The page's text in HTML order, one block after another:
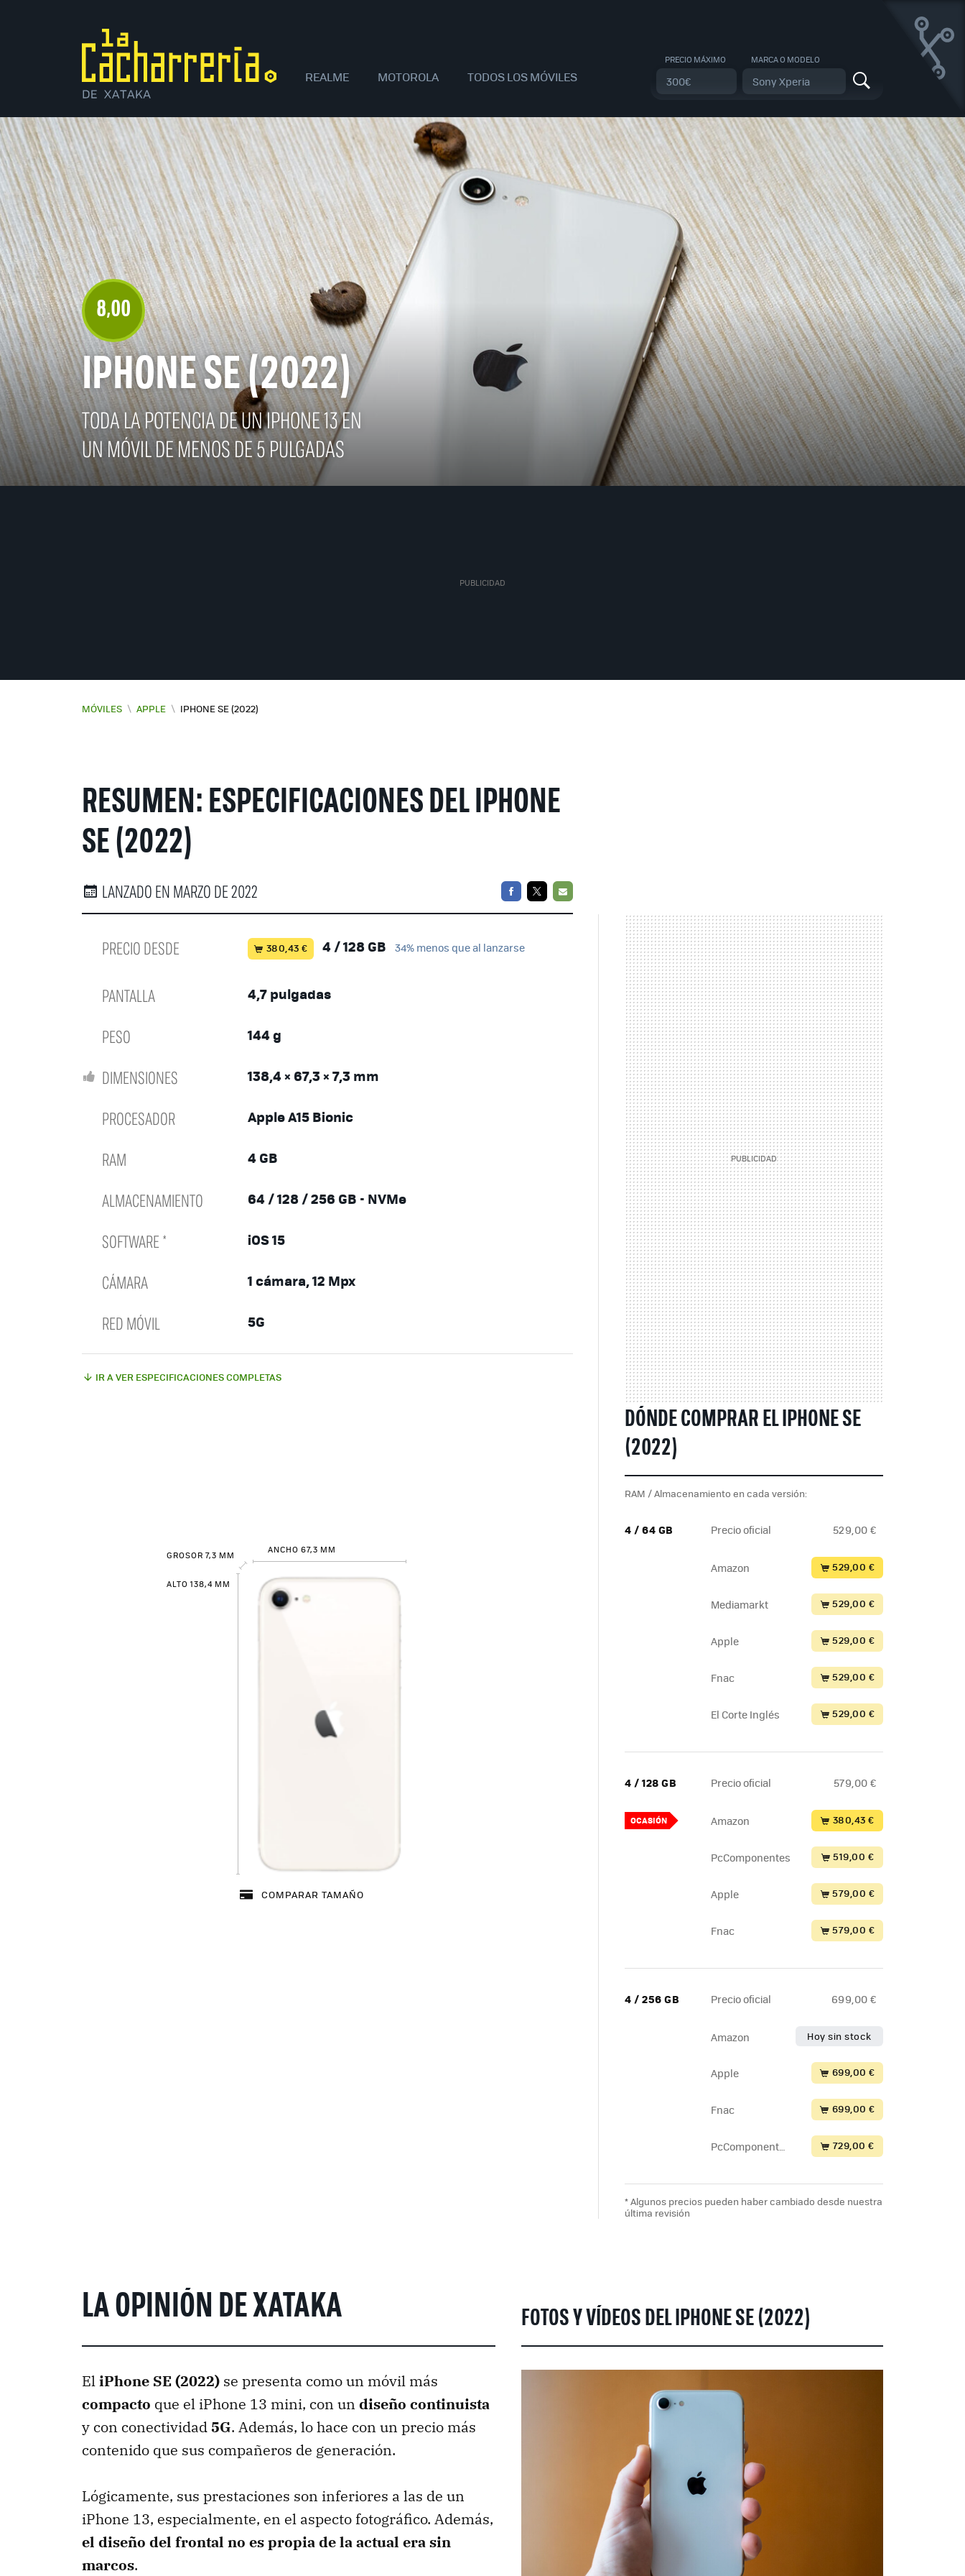
XIAOMI SAMSUNG APPLE OPPO
REALME MOTOROLA TODOS LOS MÓVILES
PRECIO MÁXIMO MARCA O MODELO
IPHONE SE (2022)
TODA LA POTENCIA DE UN IPHONE 13 EN
UN MÓVIL DE MENOS DE 5 PULGADAS
8,00
MÓVILES \ APPLE \ IPHONE SE (2022)
RESUMEN: ESPECIFICACIONES DEL IPHONE
SE (2022)
LANZADO EN MARZO DE 2022 FACEBOOKTWITTER
PRECIO DESDE 380,43 € 4 / 128 GB 34% menos que al lanzarse
PANTALLA 4,7 pulgadas
PESO 144 g
DIMENSIONES 138,4 × 67,3 × 7,3 mm
PROCESADOR Apple A15 Bionic
RAM 4 GB
ALMACENAMIENTO 64 / 128 / 256 GB - NVMe
SOFTWARE * iOS 15
CÁMARA 1 cámara, 12 Mpx
RED MÓVIL 5G
IR A VER ESPECIFICACIONES COMPLETAS
GROSOR 7,3 MM
ANCHO 67,3 MM
ALTO 138,4 MM
COMPARAR TAMAÑO
DÓNDE COMPRAR EL IPHONE SE
(2022)
RAM / Almacenamiento en cada versión:
4 / 64 GB Precio oficial 529,00 €
Amazon 529,00 €
Mediamarkt 529,00 €
Apple 529,00 €
Fnac 529,00 €
El Corte Inglés 529,00 €
4 / 128 GB Precio oficial 579,00 €
OCASIÓN Amazon 380,43 €
PcComponentes 519,00 €
Apple 579,00 €
Fnac 579,00 €
4 / 256 GB Precio oficial 699,00 €
Amazon Hoy sin stock
Apple 699,00 €
Fnac 699,00 €
PcComponente
729,00 €
* Algunos precios pueden haber cambiado desde nuestra
última revisión
LA OPINIÓN DE XATAKA
EliPhone SE (2022) se presenta como un móvil más
compacto que el iPhone 13 mini, con un diseño continuista
y con conectividad 5G. Además, lo hace con un precio más
contenido que sus compañeros de generación.
Lógicamente, sus prestaciones son inferiores a las de un
iPhone 13, especialmente, en el aspecto fotográfico. Además,
el diseño del frontal no es propia de la actual era sin
marcos.
FOTOS Y VÍDEOS DEL IPHONE SE (2022)